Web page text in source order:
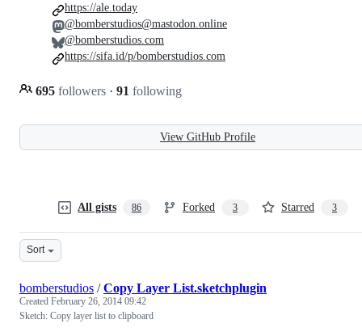
695 followers · 91 following
https://ale.today
@bomberstudios@mastodon.online
@bomberstudios.com
https://sifa.id/p/bomberstudios.com
View GitHub Profile
All gists 86 Forked 3 Starred 3
Sort
bomberstudios /Copy Layer List.sketchplugin
Created February 26, 2014 09:42
Sketch: Copy layer list to clipboard